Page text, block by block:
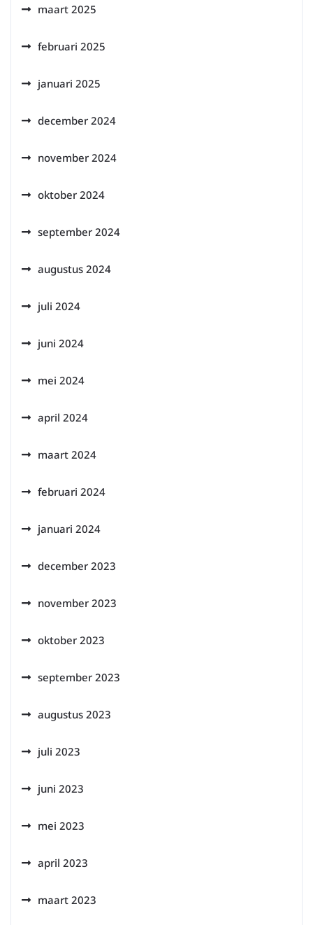
maart 2025
februari 2025
januari 2025
december 2024
november 2024
oktober 2024
september 2024
augustus 2024
juli 2024
juni 2024
mei 2024
april 2024
maart 2024
februari 2024
januari 2024
december 2023
november 2023
oktober 2023
september 2023
augustus 2023
juli 2023
juni 2023
mei 2023
april 2023
maart 2023